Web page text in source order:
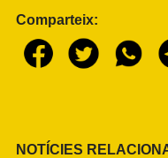
Comparteix:
NOTÍCIES